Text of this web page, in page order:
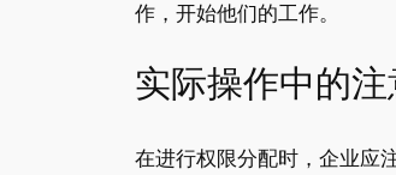
作，开始他们的工作。
实际操作中的
在进行权限分配时，企业应